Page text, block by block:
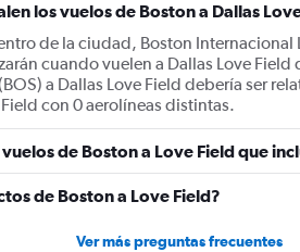
los vuelos de Boston a Dallas
de la ciudad, Boston Internacional
cuando vuelen a Dallas Love Field
a Dallas Love Field debería ser
con 0 aerolíneas distintas.
de Boston a Love Field que
de Boston a Love Field?
Ver más preguntas frecuentes